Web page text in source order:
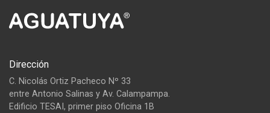
Dirección
C. Nicolás Ortiz Pacheco Nº 33
entre Antonio Salinas y Av. Calampampa.
Edificio TESAI, primer piso Oficina 1B